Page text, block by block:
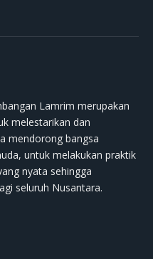
Lamrim merupakan
melestarikan dan
mendorong bangsa
untuk melakukan praktik
nyata sehingga
seluruh Nusantara.